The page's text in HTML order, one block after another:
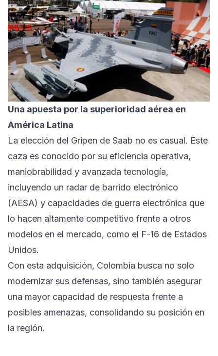
Una apuesta por la superioridad aérea en
América Latina
La elección del Gripen de Saab no es casual. Este
caza es conocido por su eficiencia operativa,
maniobrabilidad y avanzada tecnología,
incluyendo un radar de barrido electrónico
(AESA) y capacidades de guerra electrónica que
lo hacen altamente competitivo frente a otros
modelos en el mercado, como el F-16 de Estados
Unidos.
Con esta adquisición, Colombia busca no solo
modernizar sus defensas, sino también asegurar
una mayor capacidad de respuesta frente a
posibles amenazas, consolidando su posición en
la región.